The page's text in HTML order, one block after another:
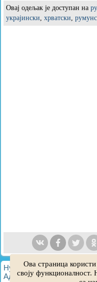
Овај одељак је доступан на
украјински, хрватски,
HyundaiBook.ru © 2018-
Администрација·
Ова страница
своју функционалност.